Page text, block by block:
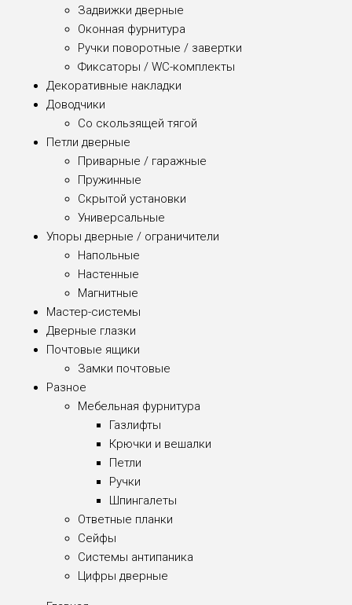
Задвижки дверные
Оконная фурнитура
Ручки поворотные / завертки
Фиксаторы / WC-комплекты
Декоративные накладки
Доводчики
Со скользящей тягой
Петли дверные
Приварные / гаражные
Пружинные
Скрытой установки
Универсальные
Упоры дверные / ограничители
Напольные
Настенные
Магнитные
Мастер-системы
Дверные глазки
Почтовые ящики
Замки почтовые
Разное
Мебельная фурнитура
Газлифты
Крючки и вешалки
Петли
Ручки
Шпингалеты
Ответные планки
Сейфы
Системы антипаника
Цифры дверные